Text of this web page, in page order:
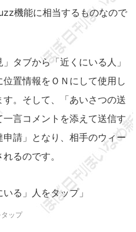
機能に相当するものなので
タブから「近くにいる人」
置情報をＯＮにして使用し
。そして、「あいさつの送
言コメントを添えて送信す
請」となり、相手のウィー
るのです。
タップ